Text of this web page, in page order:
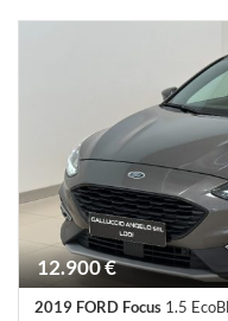
12.900 €
2019 FORD Focus 1.5